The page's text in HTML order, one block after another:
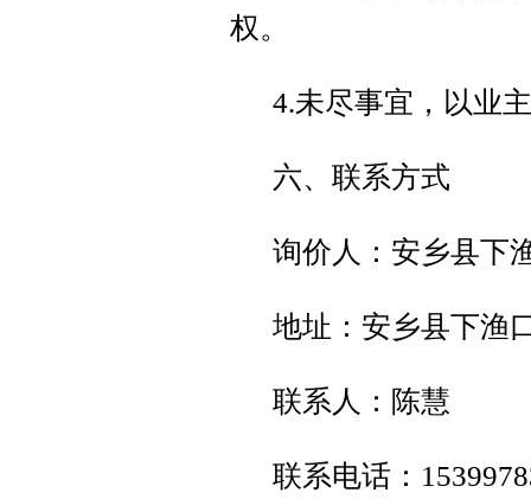
权。
4.未尽事宜，以业
六、联系方式
询价人：安乡县下
地址：安乡县下渔
联系人：陈慧
联系电话：